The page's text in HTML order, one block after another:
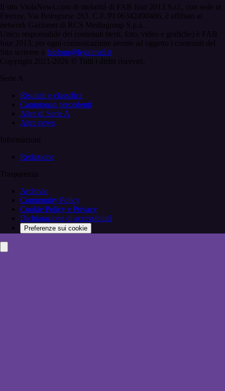
Il sito ViolaNews.com di titolarità di FAB four 2013 S.r.l., con sede in
Firenze, Via Bolognese 263, C.F./PI 06342490486, è affiliato al
network Gazzanet di RCS Mediagroup S.p.a..
Unico responsabile dei contenuti (testi, foto, video e grafiche) è FAB
four 2013; per ogni comunicazione avente ad oggetto i contenuti del
Sito scrivere a fabfour@legalmail.it
Copyright 2021-2026 © Tutti i diritti riservati.
Serie A
Risultati e classifica
Campionati precedenti
Altre di Serie A
Altre news
Informazioni
Redazione
Trasparenza
Archivio
Community Policy
Cookie Policy e Privacy
Dichiarazione di accessibilità
Preferenze sui cookie